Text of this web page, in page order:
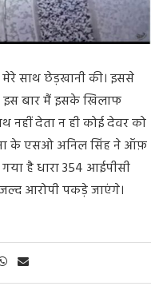
साथ छेड़खानी की। इससे
बार मैं इसके खिलाफ
नहीं देता न ही कोई देवर को
के एसओ अनिल सिंह ने ऑफ़
है धारा 354 आईपीसी
आरोपी पकड़े जाएंगे।